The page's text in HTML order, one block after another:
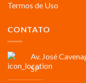
Termos de Uso
CONTATO
Av. José
SP